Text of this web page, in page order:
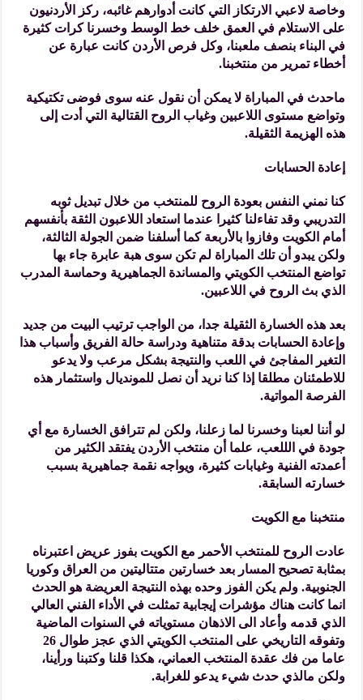
وخاصة لاعبي الارتكاز التي كانت أدوارهم غائبه، ركز الأردنيون
على الاستلام في العمق خلف خط الوسط وخسرنا كرات كثيرة
في البناء بنصف ملعبنا، وكل فرص الأردن كانت عبارة عن
أخطاء تمرير من منتخبنا.
ماحدث في المباراة لا يمكن أن نقول عنه سوى فوضى تكتيكية
وتواضع مستوى اللاعبين وغياب الروح القتالية التي أدت إلى
هذه الهزيمة الثقيلة.
إعادة الحسابات
كنا نمني النفس بعودة الروح للمنتخب من خلال تبديل ثوبه
التدريبي وقد تفاءلنا كثيرا عندما استعاد اللاعبون الثقة بأنفسهم
أمام الكويت وفازوا بالأربعة كما أسلفنا ضمن الجولة الثالثة،
ولكن يبدو أن تلك المباراة لم تكن سوى هبة عابرة جاء بها
تواضع المنتخب الكويتي والمساندة الجماهيرية وحماسة المدرب
الذي بث الروح في اللاعبين.
بعد هذه الخسارة الثقيلة جدا، من الواجب ترتيب البيت من جديد
وإعادة الحسابات بدقة متناهية ودراسة حالة الفريق وأسباب هذا
التغير المفاجئ في اللعب والنتيجة بشكل مرعب ولا يدعو
للاطمئنان مطلقا إذا كنا نريد أن نصل للمونديال واستثمار هذه
الفرصة المواتية.
لو أننا لعبنا وخسرنا لما زعلنا، ولكن لم تترافق الخسارة مع أي
جودة في الللعب، علما أن منتخب الأردن يفتقد الكثير من
أعمدته الفنية وغيابات كثيرة، ويواجه نقمة جماهيرية بسبب
خسارته السابقة.
منتخبنا مع الكويت
عادت الروح للمنتخب الأحمر مع الكويت بفوز عريض اعتبرناه
بمثابة تصحيح المسار بعد خسارتين متتاليتين من العراق وكوريا
الجنوبية. ولم يكن الفوز وحده بهذه النتيجة العريضة هو الحدث
انما كانت هناك مؤشرات إيجابية تمثلت في الأداء الفني العالي
الذي قدمه وأعاد الى الاذهان مستوياته في السنوات الماضية
وتفوقه التاريخي على المنتخب الكويتي الذي عجز طوال 26
عاما من فك عقدة المنتخب العماني، هكذا قلنا وكتبنا ورأينا،
ولكن مالذي حدث شيء يدعو للغرابة.